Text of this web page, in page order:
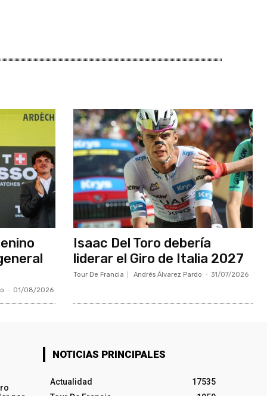
- 01/08/2026
Isaac Del Toro debería
liderar el Giro de Italia 2027
Tour De Francia Andrés Álvarez Pardo - 31/07/2026
NOTICIAS PRINCIPALES
Actualidad
17535